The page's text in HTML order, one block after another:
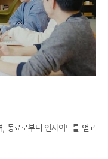
동료로부터 인사이트를 얻고